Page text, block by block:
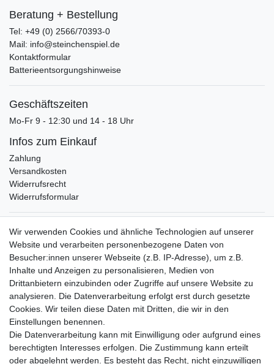
Beratung + Bestellung
Tel: +49 (0) 2566/70393-0
Mail: info@steinchenspiel.de
Kontaktformular
Batterieentsorgungshinweise
Geschäftszeiten
Mo-Fr 9 - 12:30 und 14 - 18 Uhr
Infos zum Einkauf
Zahlung
Versandkosten
Widerrufsrecht
Widerrufsformular
Verpackungslizenz
bei der Landbell AG
Zahlungsarten
Vorabüberweisung
Rechnungskauf
Zahlung bei Abholung
PayPal (inkl. Kreditkarten)
Wir verwenden Cookies und ähnliche Technologien auf unserer
Website und verarbeiten personenbezogene Daten von
Besucher:innen unserer Webseite (z.B. IP-Adresse), um z.B.
Inhalte und Anzeigen zu personalisieren, Medien von
Drittanbietern einzubinden oder Zugriffe auf unsere Website zu
analysieren. Die Datenverarbeitung erfolgt erst durch gesetzte
Cookies. Wir teilen diese Daten mit Dritten, die wir in den
Einstellungen benennen.
Die Datenverarbeitung kann mit Einwilligung oder aufgrund eines
berechtigten Interesses erfolgen. Die Zustimmung kann erteilt
oder abgelehnt werden. Es besteht das Recht, nicht einzuwilligen